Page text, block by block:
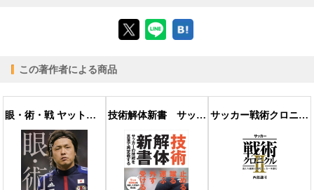
【PC版ConTenDoビューア】
【モバイルビューア】
この著作者による商品
眼・術・戦 ヤット流ゲームメイクの極意 技術解体新書 サッカーの技術を言葉で再定義する サッカー戦術クロニクルII